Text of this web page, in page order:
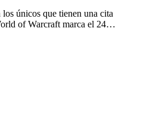
únicos que tienen una cita
of Warcraft marca el 24…